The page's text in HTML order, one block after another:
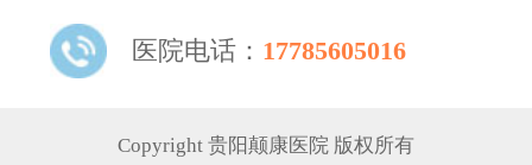
限，速约！
医院电话： 17785605016
Copyright 贵阳颠康医院 版权所有